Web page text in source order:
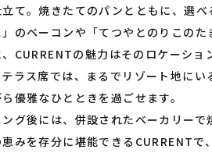
て。焼きたてのパンとともに、選
のベーコンや「てつやとのりこのた
、CURRENTの魅力はそのロケーシ
テラス席では、まるでリゾート地に
優雅なひとときを過ごせます。
グ後には、併設されたベーカリー
みを存分に堪能できるCURRENTで